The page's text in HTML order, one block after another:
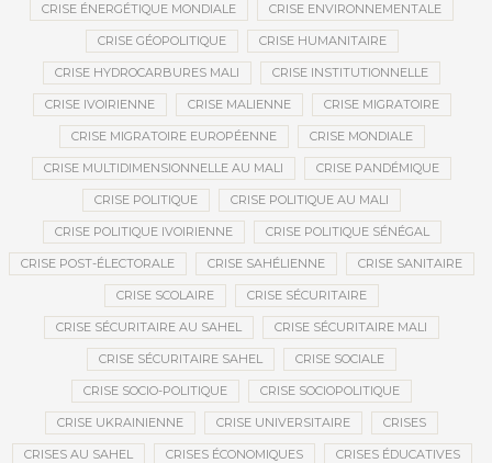
CRISE ÉNERGÉTIQUE MONDIALE CRISE ENVIRONNEMENTALE
CRISE GÉOPOLITIQUE CRISE HUMANITAIRE
CRISE HYDROCARBURES MALI CRISE INSTITUTIONNELLE
CRISE IVOIRIENNE CRISE MALIENNE CRISE MIGRATOIRE
CRISE MIGRATOIRE EUROPÉENNE CRISE MONDIALE
CRISE MULTIDIMENSIONNELLE AU MALI CRISE PANDÉMIQUE
CRISE POLITIQUE CRISE POLITIQUE AU MALI
CRISE POLITIQUE IVOIRIENNE CRISE POLITIQUE SÉNÉGAL
CRISE POST-ÉLECTORALE CRISE SAHÉLIENNE CRISE SANITAIRE
CRISE SCOLAIRE CRISE SÉCURITAIRE
CRISE SÉCURITAIRE AU SAHEL CRISE SÉCURITAIRE MALI
CRISE SÉCURITAIRE SAHEL CRISE SOCIALE
CRISE SOCIO-POLITIQUE CRISE SOCIOPOLITIQUE
CRISE UKRAINIENNE CRISE UNIVERSITAIRE CRISES
CRISES AU SAHEL CRISES ÉCONOMIQUES CRISES ÉDUCATIVES